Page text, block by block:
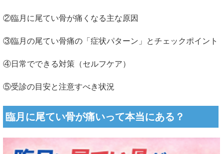
②臨月に尾てい骨が痛くなる主な原因
③臨月の尾てい骨痛の「症状パターン」とチェックポイント
④日常でできる対策（セルフケア）
⑤受診の目安と注意すべき状況
臨月に尾てい骨が痛いって本当にある？